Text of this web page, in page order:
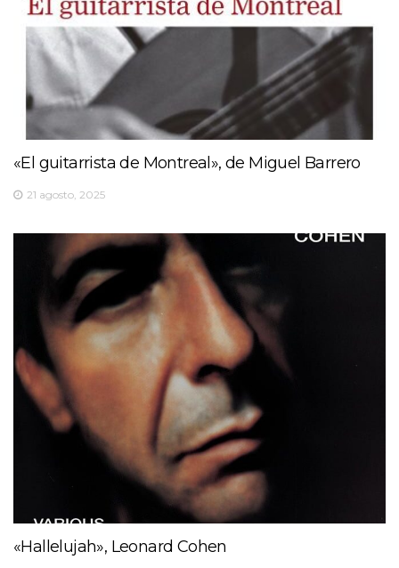
«El guitarrista de Montreal», de Miguel Barrero
21 agosto, 2025
«Hallelujah», Leonard Cohen